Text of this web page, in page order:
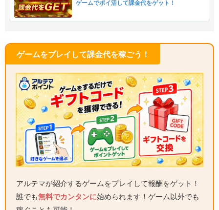
ゲームでポイ活して課金代をゲット！
ゲームをプレイして課金代を稼ごう！
アルテマが紹介するゲームをプレイして報酬をゲット！
誰でも無料でカンタンに始められます！ゲーム以外でも